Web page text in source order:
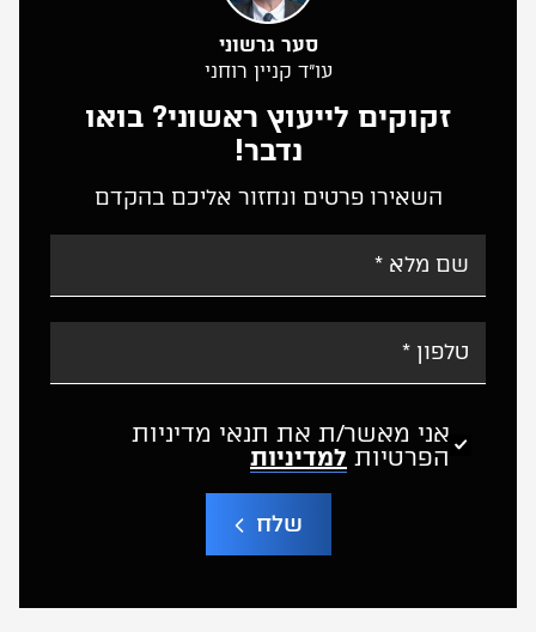
סער גרשוני
עו”ד קניין רוחני
זקוקים לייעוץ ראשוני? בואו
נדבר!
השאירו פרטים ונחזור אליכם בהקדם
אני מאשר/ת את תנאי מדיניות
הפרטיותלמדיניות
שלח
t